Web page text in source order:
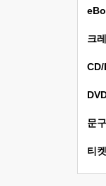
크
문
티켓